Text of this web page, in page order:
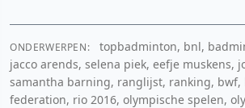
ONDERWERPEN:
topbadminton, bnl,
jacco arends, selena piek, eefje muskens,
samantha barning, ranglijst, ranking,
federation, rio 2016, olympische spelen,